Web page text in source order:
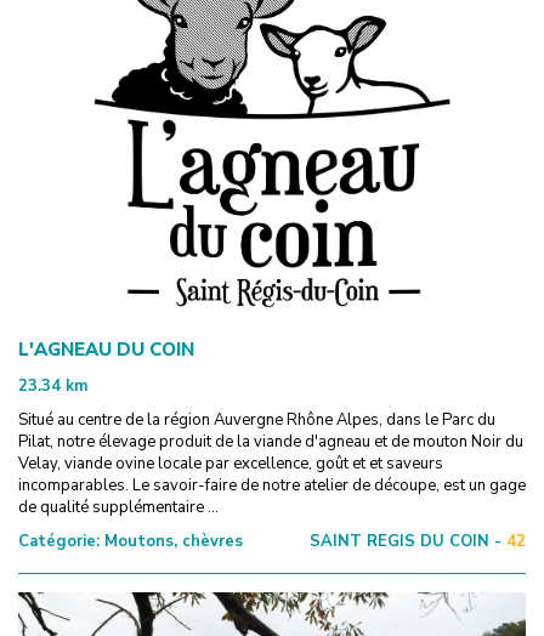
L'AGNEAU DU COIN
23.34 km
Situé au centre de la région Auvergne Rhône Alpes, dans le Parc du
Pilat, notre élevage produit de la viande d'agneau et de mouton Noir du
Velay, viande ovine locale par excellence, goût et et saveurs
incomparables. Le savoir-faire de notre atelier de découpe, est un gage
de qualité supplémentaire ...
Catégorie: Moutons, chèvres SAINT REGIS DU COIN - 42